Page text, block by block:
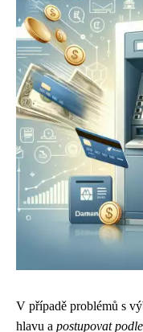
V případě problémů s
hlavu a postupovat